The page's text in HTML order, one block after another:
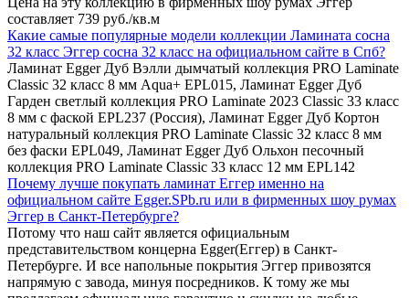
составляет 739 руб./кв.м
Какие самые популярные модели коллекции Ламината сосна
32 класс Эггер сосна 32 класс на официальном сайте в Спб?
Ламинат Egger Дуб Вэлли дымчатый коллекция PRO Laminate
Classic 32 класс 8 мм Aqua+ EPL015, Ламинат Egger Дуб
Гарден светлый коллекция PRO Laminate 2023 Classic 33 класс
8 мм с фаской EPL237 (Россия), Ламинат Egger Дуб Кортон
натуральный коллекция PRO Laminate Classic 32 класс 8 мм
без фаски EPL049, Ламинат Egger Дуб Ольхон песочный
коллекция PRO Laminate Classic 33 класс 12 мм EPL142
Почему лучше покупать ламинат Еггер именно на
официальном сайте Egger.SPb.ru или в фирменных шоу румах
Эггер в Санкт-Петербурге?
Потому что наш сайт является официальным
представительством концерна Egger(Еггер) в Санкт-
Петербурге. И все напольные покрытия Эггер привозятся
напрямую с завода, минуя посредников. К тому же мы